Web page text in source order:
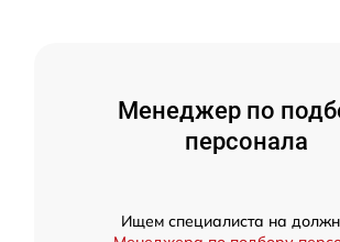
Менеджер по
персонала
Ищем специалиста на